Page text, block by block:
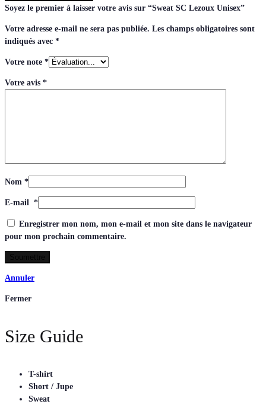
Soyez le premier à laisser votre avis sur “Sweat SC Lezoux Unisex”
Votre adresse e-mail ne sera pas publiée. Les champs obligatoires sont
indiqués avec *
Votre note *
Votre avis *
Nom *
E-mail *
Enregistrer mon nom, mon e-mail et mon site dans le navigateur
pour mon prochain commentaire.
Annuler
Fermer
Size Guide
T-shirt
Short / Jupe
Sweat